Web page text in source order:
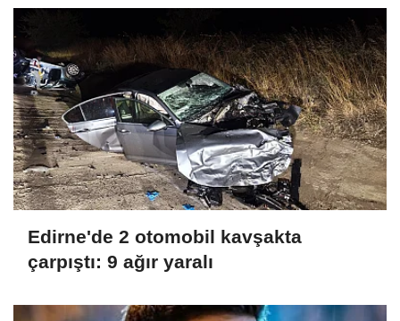
Edirne'de 2 otomobil kavşakta
çarpıştı: 9 ağır yaralı